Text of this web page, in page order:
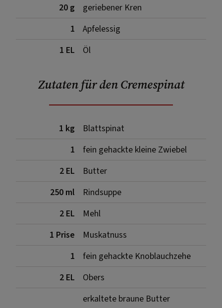
20 g
geriebener Kren
1
Apfelessig
1 EL
Öl
Zutaten für den Cremespinat
1 kg
Blattspinat
1
fein gehackte kleine Zwiebel
2 EL
Butter
250 ml
Rindsuppe
2 EL
Mehl
1 Prise
Muskatnuss
1
fein gehackte Knoblauchzehe
2 EL
Obers
erkaltete braune Butter